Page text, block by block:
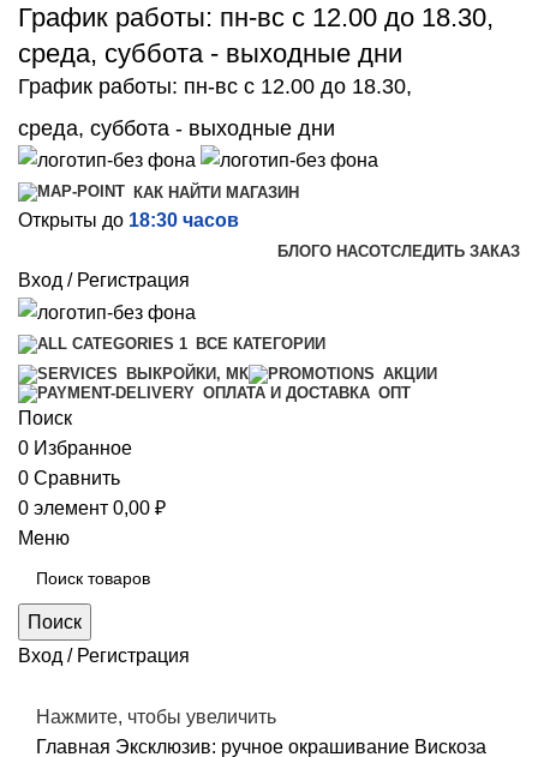
График работы: пн-вс с 12.00 до 18.30,
среда, суббота - выходные дни
График работы: пн-вс с 12.00 до 18.30,
среда, суббота - выходные дни
КАК НАЙТИ МАГАЗИН
Открыты до 18:30 часов
БЛОГО НАСОТСЛЕДИТЬ ЗАКАЗ
Вход / Регистрация
ВСЕ КАТЕГОРИИ
ВЫКРОЙКИ, МК
АКЦИИ
ОПЛАТА И ДОСТАВКА ОПТ
Поиск
0 Избранное
0 Сравнить
0 элемент 0,00 ₽
Меню
Поиск
Вход / Регистрация
Нажмите, чтобы увеличить
Главная Эксклюзив: ручное окрашивание Вискоза